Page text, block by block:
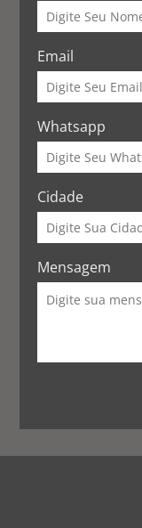
Email
Whatsapp
Cidade
Mensagem